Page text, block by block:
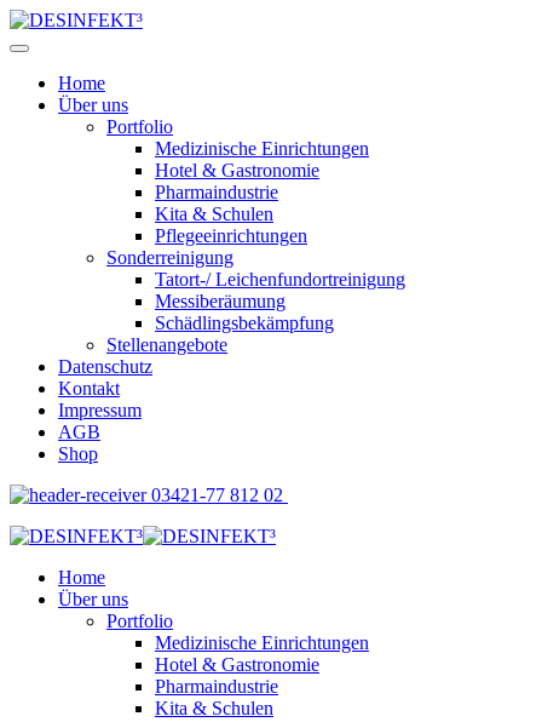
Home
Über uns
Portfolio
Medizinische Einrichtungen
Hotel & Gastronomie
Pharmaindustrie
Kita & Schulen
Pflegeeinrichtungen
Sonderreinigung
Tatort-/ Leichenfundortreinigung
Messiberäumung
Schädlingsbekämpfung
Stellenangebote
Datenschutz
Kontakt
Impressum
AGB
Shop
03421-77 812 02
Home
Über uns
Portfolio
Medizinische Einrichtungen
Hotel & Gastronomie
Pharmaindustrie
Kita & Schulen